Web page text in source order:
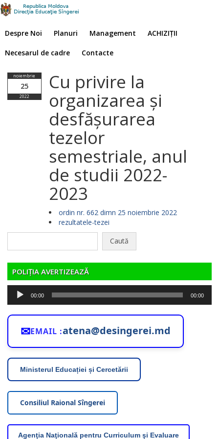
Despre Noi Planuri Management ACHIZIȚII
Necesarul de cadre Contacte
noiembrie
25
2022
Cu privire la
organizarea și
desfășurarea
tezelor
semestriale, anul
de studii 2022-
2023
ordin nr. 662 dimn 25 noiembrie 2022
rezultatele-tezei
POLIȚIA AVERTIZEAZĂ
Player
audio
00:00 00:00
✉EMAIL :atena@desingerei.md
Ministerul Educației și Cercetării
Consiliul Raional Sîngerei
Agenţia Naţională pentru Curriculum şi Evaluare